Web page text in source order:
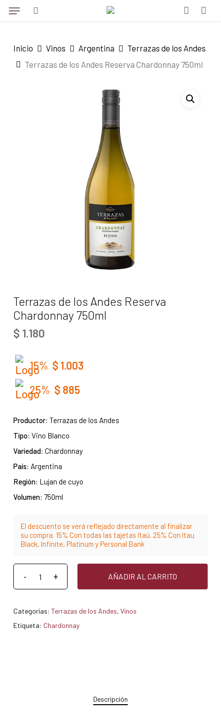
Skip
content
Menu
Inicio Vinos Argentina
Terrazas de los Andes
Terrazas de los Andes Reserva Chardonnay 750ml
Terrazas de los Andes Reserva
Chardonnay 750ml
$ 1.180
15% $1.003
25% $ 885
Productor: Terrazas de los Andes
Tipo: Vino Blanco
Variedad: Chardonnay
País: Argentina
Región: Lujan de cuyo
Volumen: 750ml
El descuento se verá reflejado directamente al finalizar
su compra. 15% Con todas las tajetas Itaú. 25% Con Itau
Black, Infinite, Platinum y Personal Bank
AÑADIR AL CARRITO
Categorías: Terrazas de los Andes, Vinos
Etiqueta: Chardonnay
Descripción